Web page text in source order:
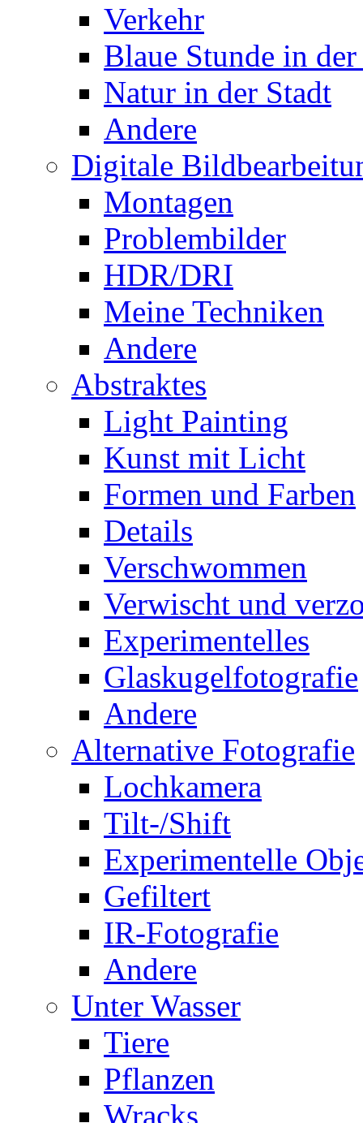
Verkehr
Blaue Stunde in
Natur in der Stadt
Andere
Digitale
Montagen
Problembilder
HDR/DRI
Meine Techniken
Andere
Abstraktes
Light Painting
Kunst mit Licht
Formen und Farben
Details
Verschwommen
Verwischt und
Experimentelles
Glaskugelfotografie
Andere
Alternative Fotografie
Lochkamera
Tilt-/Shift
Experimentelle
Gefiltert
IR-Fotografie
Andere
Unter Wasser
Tiere
Pflanzen
Wracks